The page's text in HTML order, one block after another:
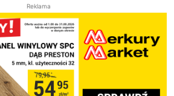
Reklama